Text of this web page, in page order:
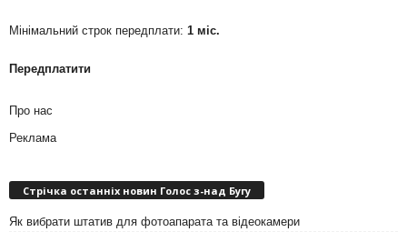
Мінімальний строк передплати: 1 міс.
Передплатити
Про нас
Реклама
Стрічка останніх новин Голос з-над Бугу
Як вибрати штатив для фотоапарата та відеокамери